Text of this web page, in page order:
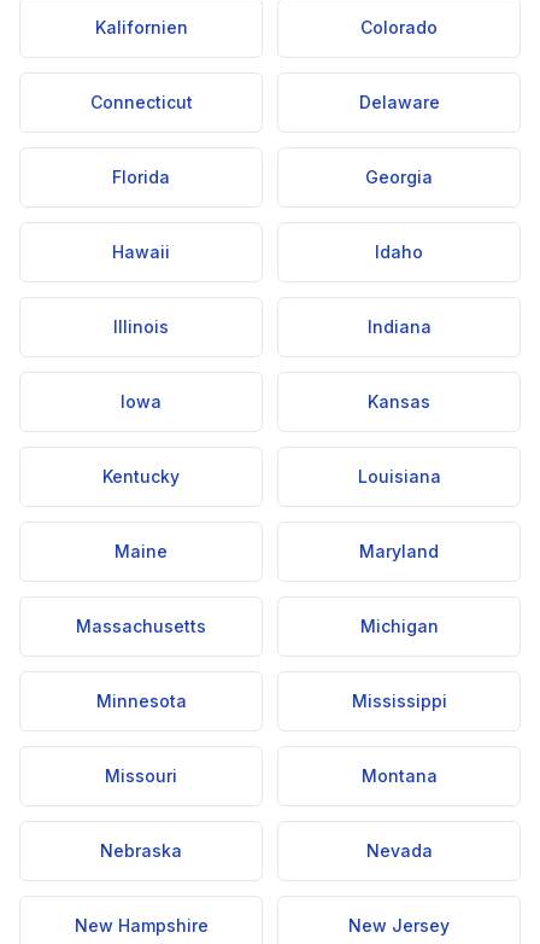
Kalifornien Colorado
Connecticut Delaware
Florida Georgia
Hawaii Idaho
Illinois Indiana
Iowa Kansas
Kentucky Louisiana
Maine Maryland
Massachusetts Michigan
Minnesota Mississippi
Missouri Montana
Nebraska Nevada
New Hampshire New Jersey